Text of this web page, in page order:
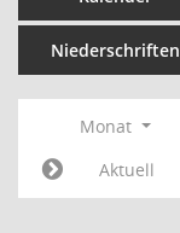
Niederschriften
Monat
Aktuell